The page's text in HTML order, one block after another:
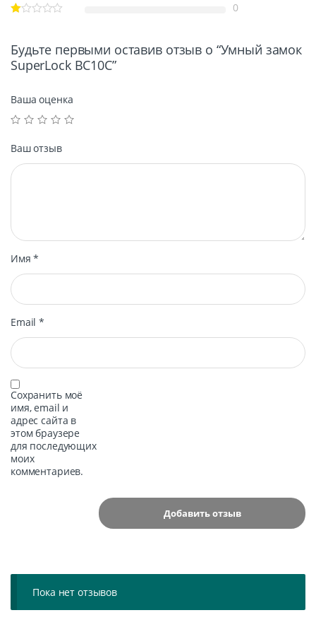
0
Будьте первыми оставив отзыв о “Умный замок
SuperLock BC10C”
Ваша оценка
Ваш отзыв
Имя*
Email*
Сохранить моё
имя, email и
адрес сайта в
этом браузере
для последующих
моих
комментариев.
Пока нет отзывов